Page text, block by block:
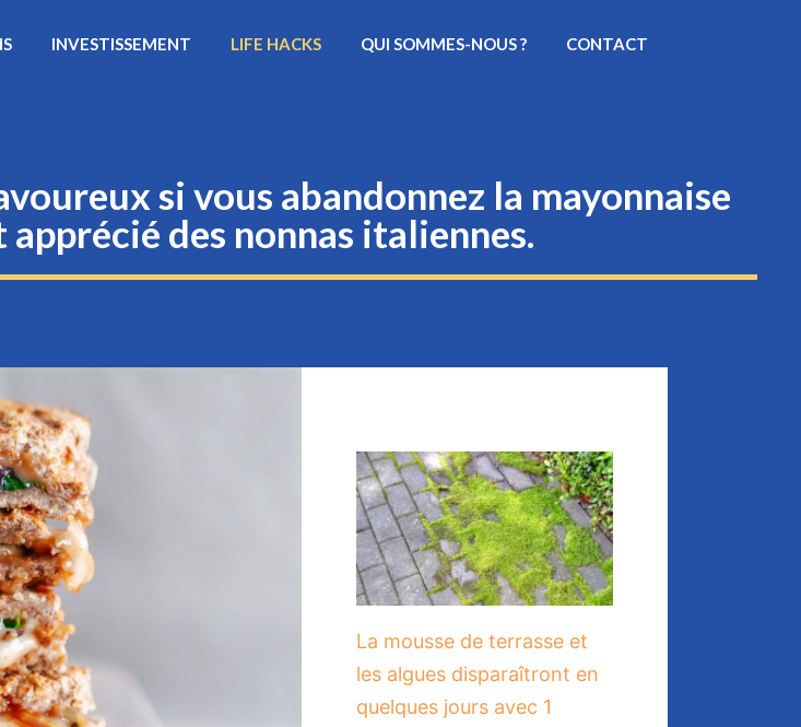
INVESTISSEMENT LIFE HACKS QUI SOMMES-NOUS ? CONTACT
si vous abandonnez la mayonnaise
des nonnas italiennes.
La mousse de terrasse et
les algues disparaîtront en
quelques jours avec 1